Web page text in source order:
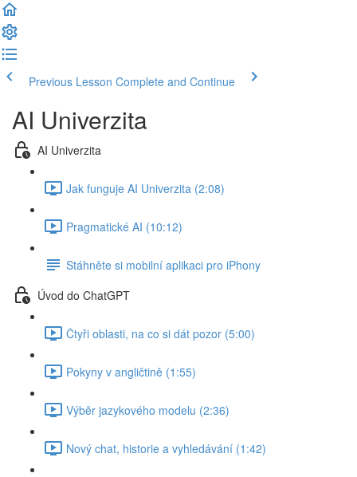
Previous Lesson Complete and Continue
AI Univerzita
AI Univerzita
Jak funguje AI Univerzita (2:08)
Pragmatické AI (10:12)
Stáhněte si mobilní aplikaci pro iPhony
Úvod do ChatGPT
Čtyři oblasti, na co si dát pozor (5:00)
Pokyny v angličtině (1:55)
Výběr jazykového modelu (2:36)
Nový chat, historie a vyhledávání (1:42)